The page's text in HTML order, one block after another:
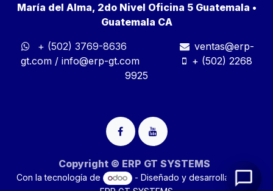
María del Alma, 2do Nivel Oficina 5 Guatemala •
Guatemala CA
+ (502) 3769-8636
ventas@erp-
gt.com / info@erp-gt.com
+ (502) 2268
9925
Copyright © ERP GT SYSTEMS
Con la tecnología de
- Diseñado y desarrollado por